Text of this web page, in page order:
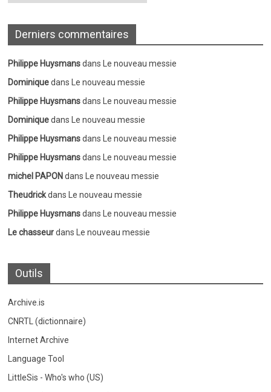
Derniers commentaires
Philippe Huysmansdans
Le nouveau messie
Dominiquedans
Le nouveau messie
Philippe Huysmansdans
Le nouveau messie
Dominiquedans
Le nouveau messie
Philippe Huysmansdans
Le nouveau messie
Philippe Huysmansdans
Le nouveau messie
michel PAPON dans
Le nouveau messie
Theudrickdans
Le nouveau messie
Philippe Huysmansdans
Le nouveau messie
Le chasseurdans Le nouveau messie
Outils
Archive.is
CNRTL (dictionnaire)
Internet Archive
Language Tool
LittleSis - Who's who (US)